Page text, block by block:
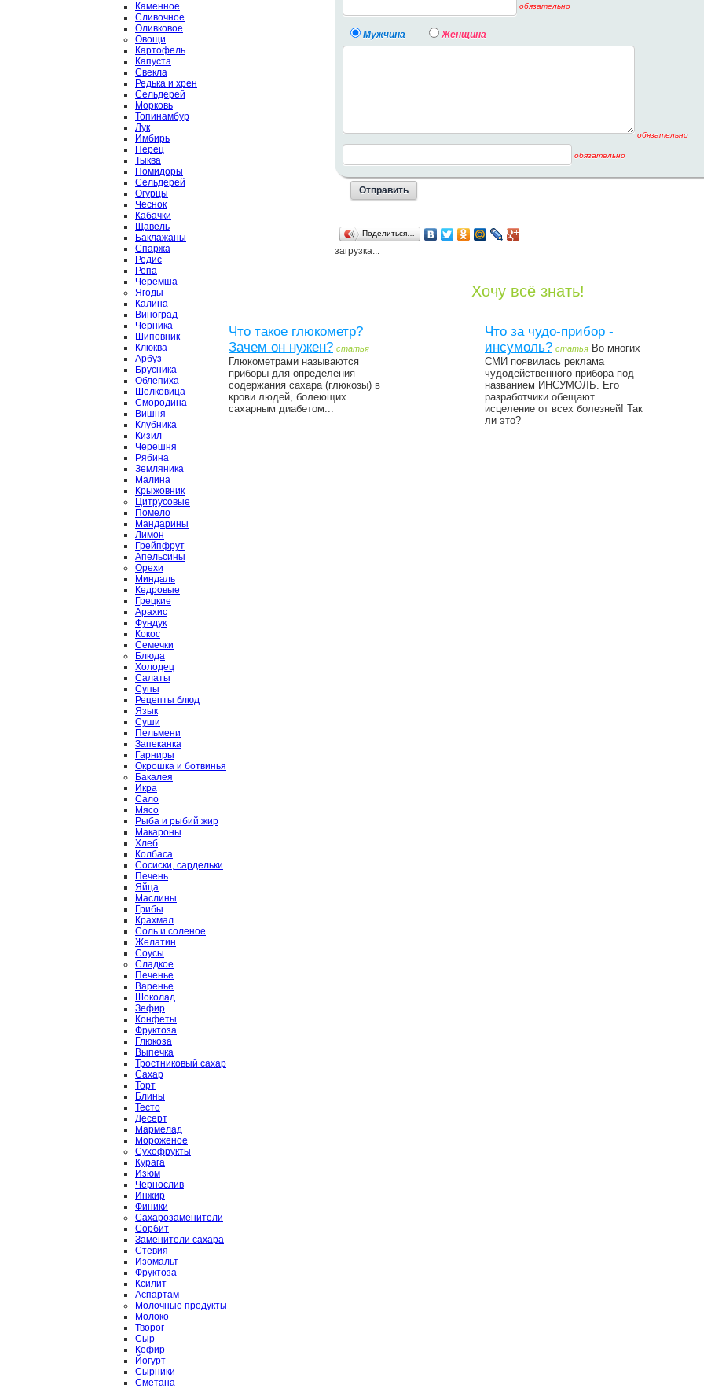
Каменное
Сливочное
Оливковое
Овощи
Картофель
Капуста
Свекла
Редька и хрен
Сельдерей
Морковь
Топинамбур
Лук
Имбирь
Перец
Тыква
Помидоры
Сельдерей
Огурцы
Чеснок
Кабачки
Щавель
Баклажаны
Спаржа
Редис
Репа
Черемша
Ягоды
Калина
Виноград
Черника
Шиповник
Клюква
Арбуз
Брусника
Облепиха
Шелковица
Смородина
Вишня
Клубника
Кизил
Черешня
Рябина
Земляника
Малина
Крыжовник
Цитрусовые
Помело
Мандарины
Лимон
Грейпфрут
Апельсины
Орехи
Миндаль
Кедровые
Грецкие
Арахис
Фундук
Кокос
Семечки
Блюда
Холодец
Салаты
Супы
Рецепты блюд
Язык
Суши
Пельмени
Запеканка
Гарниры
Окрошка и ботвинья
Бакалея
Икра
Сало
Мясо
Рыба и рыбий жир
Макароны
Хлеб
Колбаса
Сосиски, сардельки
Печень
Яйца
Маслины
Грибы
Крахмал
Соль и соленое
Желатин
Соусы
Сладкое
Печенье
Варенье
Шоколад
Зефир
Конфеты
Фруктоза
Глюкоза
Выпечка
Тростниковый сахар
Сахар
Торт
Блины
Тесто
Десерт
Мармелад
Мороженое
Сухофрукты
Курага
Изюм
Чернослив
Инжир
Финики
Сахарозаменители
Сорбит
Заменители сахара
Стевия
Изомальт
Фруктоза
Ксилит
Аспартам
Молочные продукты
Молоко
Творог
Сыр
Кефир
Йогурт
Сырники
Сметана
обязательно
Мужчина Женщина
обязательно
обязательно
Поделиться…
загрузка...
Хочу всё знать!
Что такое глюкометр?
Зачем он нужен? статья
Глюкометрами называются
приборы для определения
содержания сахара (глюкозы) в
крови людей, болеющих
сахарным диабетом...
Что за чудо-прибор -
инсумоль? статья Во многих
СМИ появилась реклама
чудодейственного прибора под
названием ИНСУМОЛЬ. Его
разработчики обещают
исцеление от всех болезней! Так
ли это?